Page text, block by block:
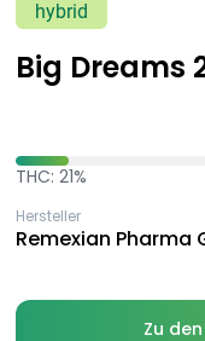
hybrid
Big Dreams
THC: 21%
Hersteller
Remexian Pharma
Zu